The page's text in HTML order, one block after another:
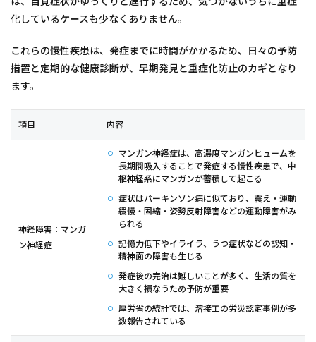
化しているケースも少なくありません。
これらの慢性疾患は、発症までに時間がかかるため、日々の予防
措置と定期的な健康診断が、早期発見と重症化防止のカギとなり
ます。
項目 内容
神経障害：マンガ
ン神経症
マンガン神経症は、高濃度マンガンヒュームを
長期間吸入することで発症する慢性疾患で、中
枢神経系にマンガンが蓄積して起こる
症状はパーキンソン病に似ており、震え・運動
緩慢・固縮・姿勢反射障害などの運動障害がみ
られる
記憶力低下やイライラ、うつ症状などの認知・
精神面の障害も生じる
発症後の完治は難しいことが多く、生活の質を
大きく損なうため予防が重要
厚労省の統計では、溶接工の労災認定事例が多
数報告されている